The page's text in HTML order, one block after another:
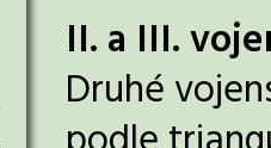
II. a III.
Druhé